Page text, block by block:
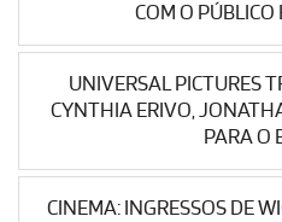
COM O PÚBLICO
UNIVERSAL PICTURES
CYNTHIA ERIVO,
PARA O
CINEMA: INGRESSOS DE